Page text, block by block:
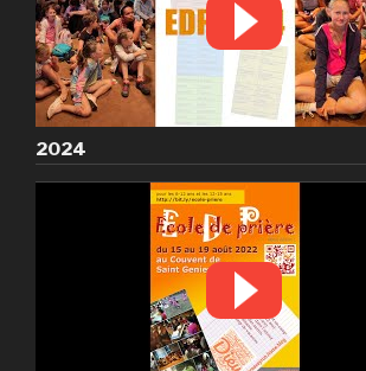
2024